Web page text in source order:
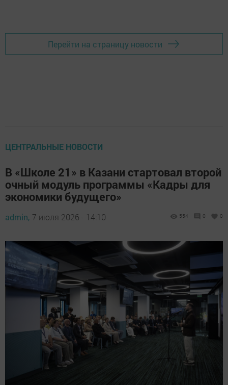
Перейти на страницу новости
ЦЕНТРАЛЬНЫЕ НОВОСТИ
В «Школе 21» в Казани стартовал второй
очный модуль программы «Кадры для
экономики будущего»
admin, 7 июля 2026 - 14:10 554 0 0